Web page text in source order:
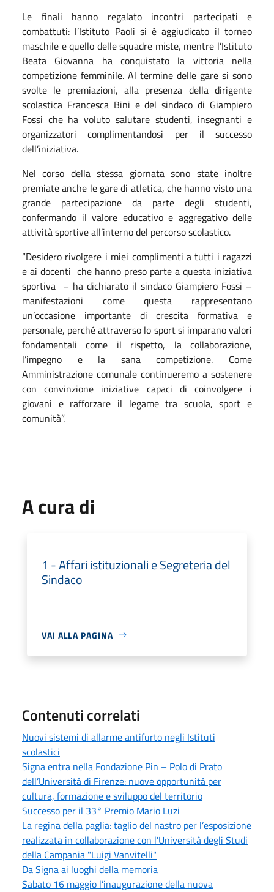
Le finali hanno regalato incontri partecipati e
combattuti: l’Istituto Paoli si è aggiudicato il torneo
maschile e quello delle squadre miste, mentre l’Istituto
Beata Giovanna ha conquistato la vittoria nella
competizione femminile. Al termine delle gare si sono
svolte le premiazioni, alla presenza della dirigente
scolastica Francesca Bini e del sindaco di Giampiero
Fossi che ha voluto salutare studenti, insegnanti e
organizzatori complimentandosi per il successo
dell’iniziativa.
Nel corso della stessa giornata sono state inoltre
premiate anche le gare di atletica, che hanno visto una
grande partecipazione da parte degli studenti,
confermando il valore educativo e aggregativo delle
attività sportive all’interno del percorso scolastico.
“Desidero rivolgere i miei complimenti a tutti i ragazzi
e ai docenti che hanno preso parte a questa iniziativa
sportiva – ha dichiarato il sindaco Giampiero Fossi –
manifestazioni come questa rappresentano
un’occasione importante di crescita formativa e
personale, perché attraverso lo sport si imparano valori
fondamentali come il rispetto, la collaborazione,
l’impegno e la sana competizione. Come
Amministrazione comunale continueremo a sostenere
con convinzione iniziative capaci di coinvolgere i
giovani e rafforzare il legame tra scuola, sport e
comunità”.
A cura di
1 - Affari istituzionali e Segreteria del
Sindaco
VAI ALLA PAGINA
Contenuti correlati
Nuovi sistemi di allarme antifurto negli Istituti
scolastici
Signa entra nella Fondazione Pin – Polo di Prato
dell’Università di Firenze: nuove opportunità per
cultura, formazione e sviluppo del territorio
Successo per il 33° Premio Mario Luzi
La regina della paglia: taglio del nastro per l’esposizione
realizzata in collaborazione con l'Università degli Studi
della Campania "Luigi Vanvitelli"
Da Signa ai luoghi della memoria
Sabato 16 maggio l’inaugurazione della nuova